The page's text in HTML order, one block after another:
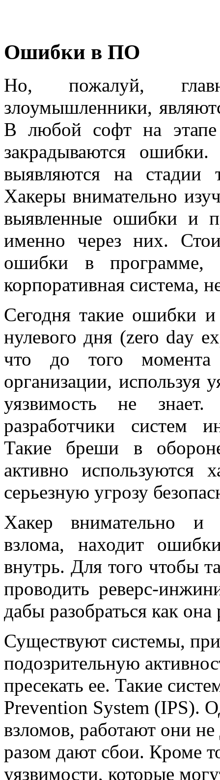
Ошибки в ПО
Но, пожалуй,
злоумышленники,
В любой софт на этапе
закрадываются
выявляются на стадии
Хакеры внимательно
выявленные ошибки и
именно через них.
ошибки в программе,
корпоративная система,
Сегодня такие ошибки и
нулевого дня (zero day
что до того
организации, используя
уязвимость не
разработчики систем
Такие бреши в
активно используются
серьезную угрозу
Хакер внимательно и
взлома, находит
внутрь. Для того чтобы
проводить реверс-
дабы разобраться как она
Существуют системы,
подозрительную
пресекать ее. Такие
Prevention System (IPS).
взломов, работают они
разом дают сбои. Кроме
уязвимости, которые